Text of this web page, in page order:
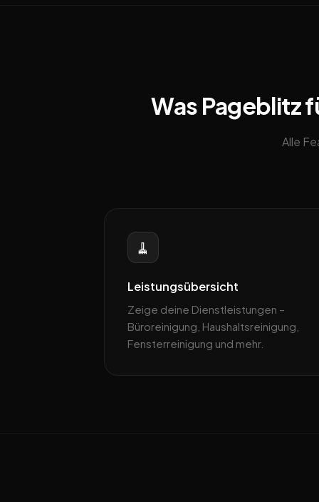
Was Pageblitz
Alle
🧹
Leistungsübersicht
Zeige deine Dienstleistungen –
Büroreinigung, Haushaltsreinigung,
Fensterreinigung und mehr.